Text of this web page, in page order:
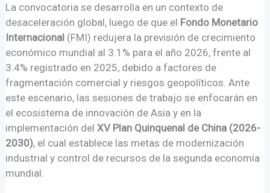
La convocatoria se desarrolla en un contexto de
desaceleración global, luego de que el Fondo Monetario
Internacional (FMI) redujera la previsión de crecimiento
económico mundial al 3.1% para el año 2026, frente al
3.4% registrado en 2025, debido a factores de
fragmentación comercial y riesgos geopolíticos. Ante
este escenario, las sesiones de trabajo se enfocarán en
el ecosistema de innovación de Asia y en la
implementación delXV Plan Quinquenal de China (2026-
2030), el cual establece las metas de modernización
industrial y control de recursos de la segunda economía
mundial.